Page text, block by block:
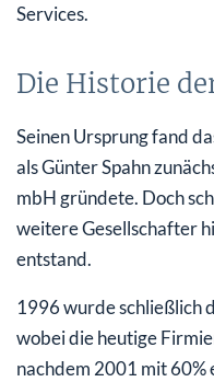
Services.
Die Historie
Seinen Ursprung fand
als Günter Spahn
mbH gründete. Doch
weitere Gesellschafter
entstand.
1996 wurde schließlich
wobei die heutige
nachdem 2001 mit